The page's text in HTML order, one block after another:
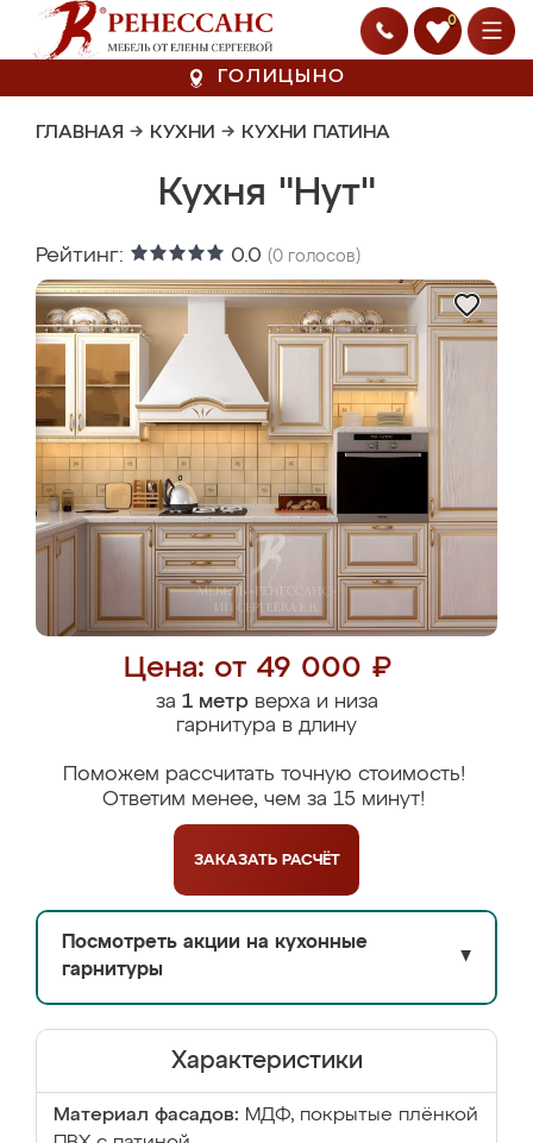
0
ГОЛИЦЫНО
ГЛАВНАЯ → КУХНИ → КУХНИ ПАТИНА
Кухня "Нут"
Рейтинг: 0.0 (0 голосов)
Цена: от 49 000 ₽
за 1 метрверха и низа
гарнитура в длину
Поможем рассчитать точную стоимость!
Ответим менее, чем за 15 минут!
ЗАКАЗАТЬ РАСЧЁТ
Посмотреть акции на кухонные
гарнитуры
▼
Характеристики
Материал фасадов: МДФ, покрытые плёнкой